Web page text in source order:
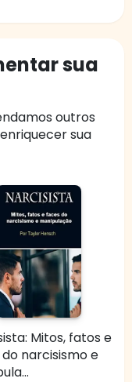
sua
outros
sua
Mitos, fatos e
narcisismo e